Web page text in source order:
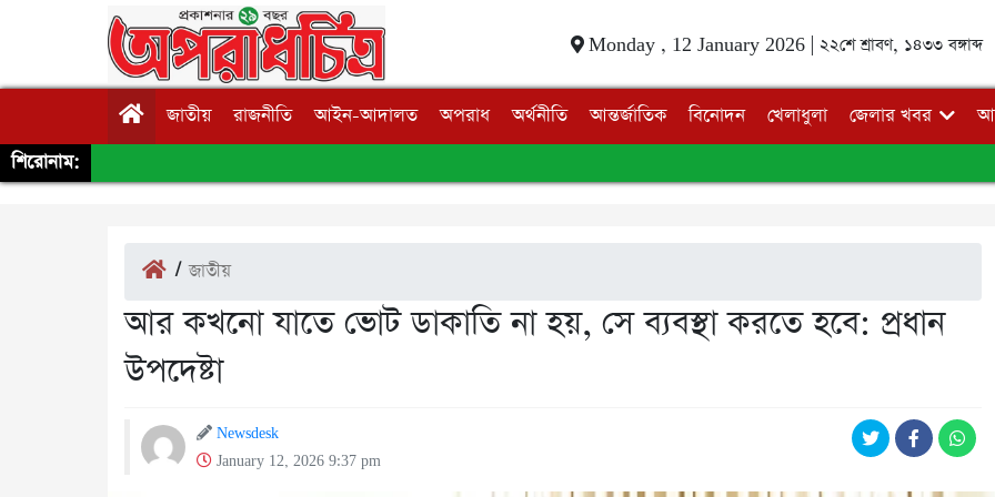
Monday , 12 January 2026 | ২২শে শ্রাবণ, ১৪৩৩ বঙ্গাব্দ
জাতীয় রাজনীতি আইন-আদালত অপরাধ অর্থনীতি আন্তর্জাতিক বিনোদন খেলাধুলা জেলার খবর
শিরোনাম:
/জাতীয়
আর কখনো যাতে ভোট ডাকাতি না হয়, সে ব্যবস্থা করতে হবে: প্রধান
উপদেষ্টা
Newsdesk
January 12, 2026 9:37 pm